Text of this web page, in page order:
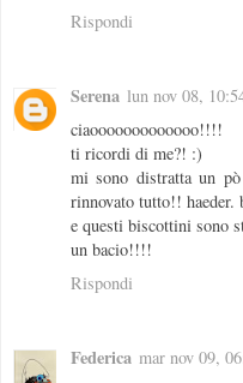
Rispondi
Serena lun nov 08,
ciaooooooooooooo!!!!
ti ricordi di me?! :)
mi sono distratta un
rinnovato tutto!!
e questi biscottini sono
un bacio!!!!
Rispondi
Federica mar nov 09,